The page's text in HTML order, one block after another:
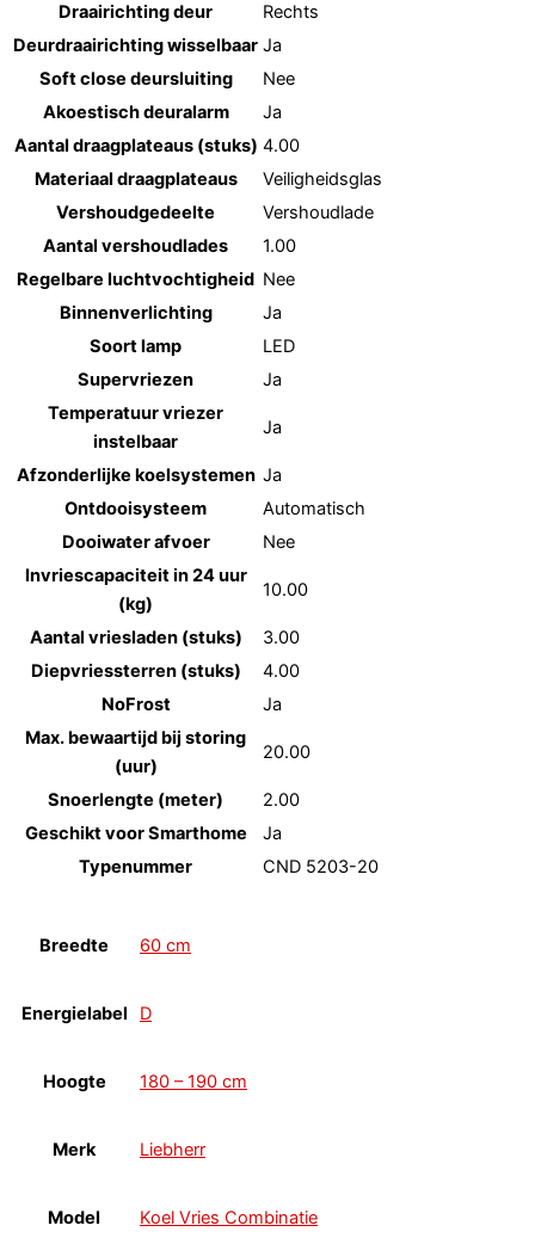
Draairichting deur
Rechts
Deurdraairichting wisselbaar Ja
Soft close deursluiting
Nee
Akoestisch deuralarm
Ja
Aantal draagplateaus (stuks) 4.00
Materiaal draagplateaus
Veiligheidsglas
Vershoudgedeelte
Vershoudlade
Aantal vershoudlades
1.00
Regelbare luchtvochtigheid Nee
Binnenverlichting
Ja
Soort lamp
LED
Supervriezen
Ja
Temperatuur vriezer
instelbaar
Ja
Afzonderlijke koelsystemen Ja
Ontdooisysteem
Automatisch
Dooiwater afvoer
Nee
Invriescapaciteit in 24 uur
(kg)
10.00
Aantal vriesladen (stuks)
3.00
Diepvriessterren (stuks)
4.00
NoFrost
Ja
Max. bewaartijd bij storing
(uur)
20.00
Snoerlengte (meter)
2.00
Geschikt voor Smarthome
Ja
Typenummer
CND 5203-20
Breedte 60 cm
Energielabel D
Hoogte 180 – 190 cm
Merk Liebherr
Model Koel Vries Combinatie